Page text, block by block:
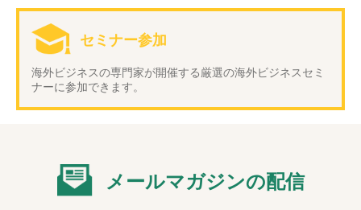
セミナー参加
海外ビジネスの専門家が開催する厳選の海外ビジネスセミ
ナーに参加できます。
メールマガジンの配信